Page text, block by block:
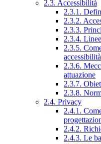
2.3. Accessibilità
2.3.1.
2.3.2.
2.3.3.
2.3.4.
2.3.5.
accessibilità
2.3.6.
attuazione
2.3.7.
2.3.8.
2.4. Privacy
2.4.1.
2.4.2.
2.4.3. Le